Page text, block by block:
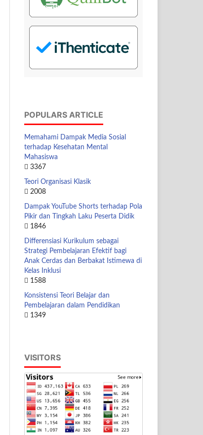
POPULARS ARTICLE
Memahami Dampak Media Sosial
terhadap Kesehatan Mental
Mahasiswa
3367
Teori Organisasi Klasik
2008
Dampak YouTube Shorts terhadap Pola
Pikir dan Tingkah Laku Peserta Didik
1846
Differensiasi Kurikulum sebagai
Strategi Pembelajaran Efektif bagi
Anak Cerdas dan Berbakat Istimewa di
Kelas Inklusi
1588
Konsistensi Teori Belajar dan
Pembelajaran dalam Pendidikan
1349
VISITORS